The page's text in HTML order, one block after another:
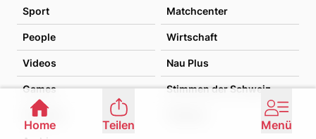
Sport Matchcenter
People Wirtschaft
Videos Nau Plus
Games Stimmen der Schweiz
Lifestyle
Home Teilen Menü